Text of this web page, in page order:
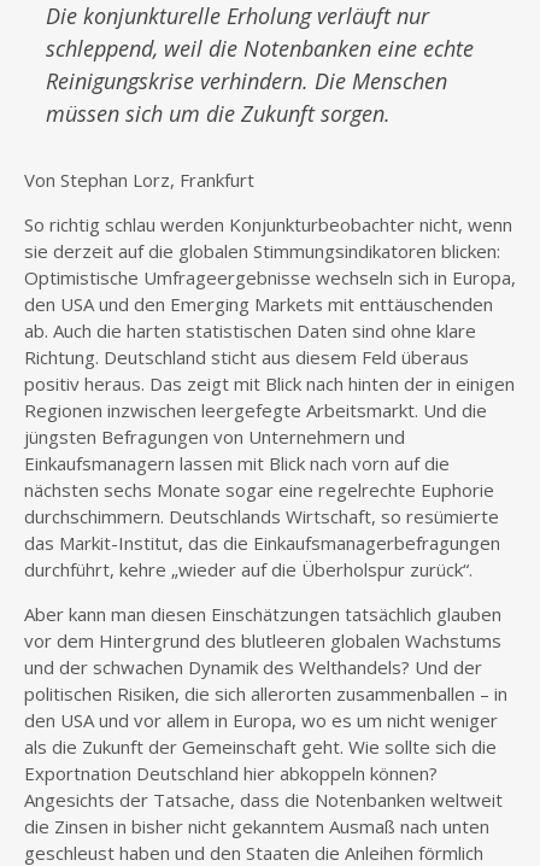
Die konjunkturelle Erholung verläuft nur
schleppend, weil die Notenbanken eine echte
Reinigungskrise verhindern. Die Menschen
müssen sich um die Zukunft sorgen.
Von Stephan Lorz, Frankfurt
So richtig schlau werden Konjunkturbeobachter nicht, wenn
sie derzeit auf die globalen Stimmungsindikatoren blicken:
Optimistische Umfrageergebnisse wechseln sich in Europa,
den USA und den Emerging Markets mit enttäuschenden
ab. Auch die harten statistischen Daten sind ohne klare
Richtung. Deutschland sticht aus diesem Feld überaus
positiv heraus. Das zeigt mit Blick nach hinten der in einigen
Regionen inzwischen leergefegte Arbeitsmarkt. Und die
jüngsten Befragungen von Unternehmern und
Einkaufsmanagern lassen mit Blick nach vorn auf die
nächsten sechs Monate sogar eine regelrechte Euphorie
durchschimmern. Deutschlands Wirtschaft, so resümierte
das Markit-Institut, das die Einkaufsmanagerbefragungen
durchführt, kehre „wieder auf die Überholspur zurück“.
Aber kann man diesen Einschätzungen tatsächlich glauben
vor dem Hintergrund des blutleeren globalen Wachstums
und der schwachen Dynamik des Welthandels? Und der
politischen Risiken, die sich allerorten zusammenballen – in
den USA und vor allem in Europa, wo es um nicht weniger
als die Zukunft der Gemeinschaft geht. Wie sollte sich die
Exportnation Deutschland hier abkoppeln können?
Angesichts der Tatsache, dass die Notenbanken weltweit
die Zinsen in bisher nicht gekanntem Ausmaß nach unten
geschleust haben und den Staaten die Anleihen förmlich